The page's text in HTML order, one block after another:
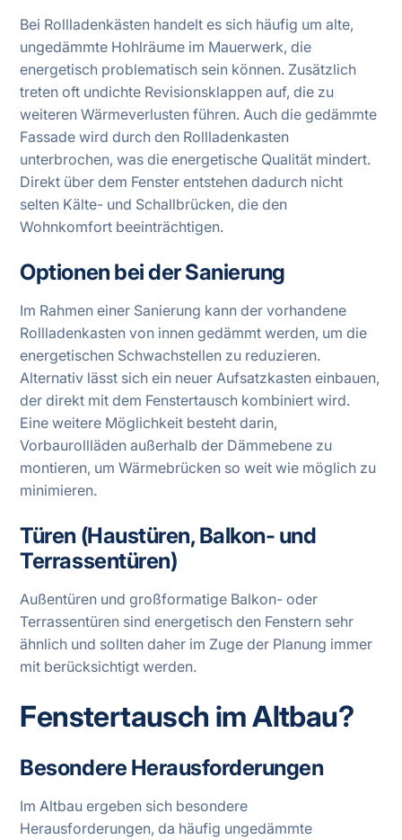
Bei Rollladenkästen handelt es sich häufig um alte,
ungedämmte Hohlräume im Mauerwerk, die
energetisch problematisch sein können. Zusätzlich
treten oft undichte Revisionsklappen auf, die zu
weiteren Wärmeverlusten führen. Auch die gedämmte
Fassade wird durch den Rollladenkasten
unterbrochen, was die energetische Qualität mindert.
Direkt über dem Fenster entstehen dadurch nicht
selten Kälte- und Schallbrücken, die den
Wohnkomfort beeinträchtigen.
Optionen bei der Sanierung
Im Rahmen einer Sanierung kann der vorhandene
Rollladenkasten von innen gedämmt werden, um die
energetischen Schwachstellen zu reduzieren.
Alternativ lässt sich ein neuer Aufsatzkasten einbauen,
der direkt mit dem Fenstertausch kombiniert wird.
Eine weitere Möglichkeit besteht darin,
Vorbaurollläden außerhalb der Dämmebene zu
montieren, um Wärmebrücken so weit wie möglich zu
minimieren.
Türen (Haustüren, Balkon- und
Terrassentüren)
Außentüren und großformatige Balkon- oder
Terrassentüren sind energetisch den Fenstern sehr
ähnlich und sollten daher im Zuge der Planung immer
mit berücksichtigt werden.
Fenstertausch im Altbau?
Besondere Herausforderungen
Im Altbau ergeben sich besondere
Herausforderungen, da häufig ungedämmte